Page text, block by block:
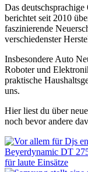
Das
berichtet seit 2010
faszinierende
verschiedenster
Insbesondere Auto
Roboter und
praktische
uns.
Hier liest du über
noch bevor andere
Beyerdynamic DT
für laute Einsätze